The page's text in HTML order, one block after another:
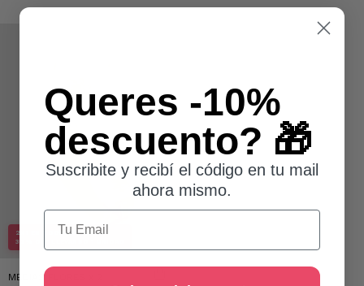
2X1 EN TODA LA TIENDA
30% OFF LLEVANDO 1 UNIDAD
MEDIAS FLORES x 2
Queres -10%
descuento? 🎁
Suscribite y recibí el código en tu mail
ahora mismo.
Email